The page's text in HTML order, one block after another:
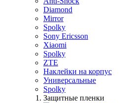
Diamond
Mirror
Spolky
Sony Ericsson
Xiaomi
Spolky
ZTE
Наклейки на корпус
Универсальные
Spolky
Защитные пленки